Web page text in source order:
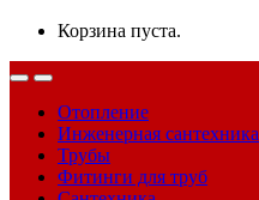
Корзина пуста.
Отопление
Инженерная сантехника
Трубы
Фитинги для труб